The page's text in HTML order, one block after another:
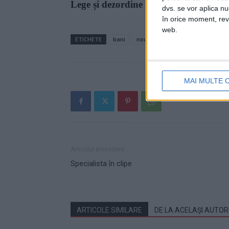
dvs. se vor aplica
în orice moment,
web.
MAI MULTE
Lege și dezordine
ETICHETE bani noua Lege a salarizării unitare
Specialista în clipe
ARTICOLE SIMILARE DE LA ACELAȘI AUTOR